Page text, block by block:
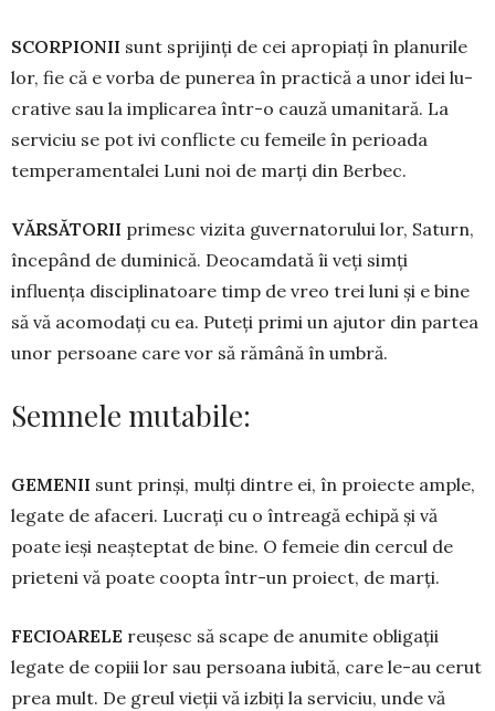
SCORPIONII sunt sprijinți de cei apropiați în planurile
lor, fie că e vorba de punerea în practică a unor idei lu­
cra­tive sau la implicarea într-o cauză umanitară. La
serviciu se pot ivi conflicte cu femeile în perioada
temperamentalei Luni noi de marți din Berbec.
VĂRSĂTORII primesc vizita guver­na­torului lor, Saturn,
începând de du­mi­nică. Deocamdată îi veți simți
influența dis­ciplinatoare timp de vreo trei luni și e bine
să vă acomodați cu ea. Puteți primi un ajutor din partea
unor persoane care vor să rămână în umbră.
Semnele mutabile:
GEMENII sunt prinși, mulți dintre ei, în proiecte ample,
legate de afaceri. Lucrați cu o întreagă echipă și vă
poate ieși ne­așteptat de bine. O femeie din cercul de
prieteni vă poate coopta într-un proiect, de marți.
FECIOARELE reușesc să scape de anu­mite obligații
legate de copiii lor sau per­soana iubită, care le-au cerut
prea mult. De greul vieții vă izbiți la serviciu, unde vă